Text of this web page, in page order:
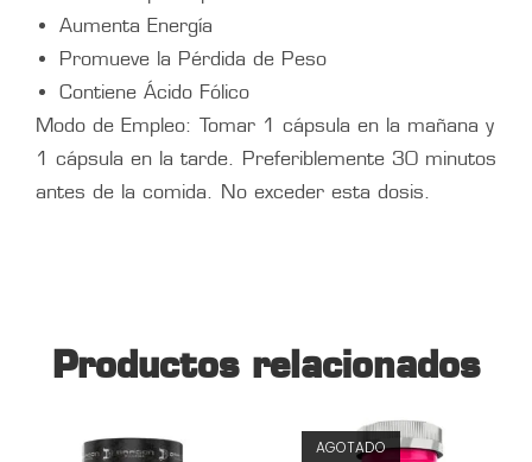
Aumenta Energía
Promueve la Pérdida de Peso
Contiene Ácido Fólico
Modo de Empleo: Tomar 1 cápsula en la mañana y
1 cápsula en la tarde. Preferiblemente 30 minutos
antes de la comida. No exceder esta dosis.
Productos relacionados
AGOTADO